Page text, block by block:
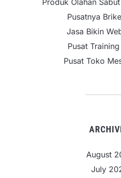
Pusatnya
Jasa Bikin
Pusat
Pusat Toko
August
July